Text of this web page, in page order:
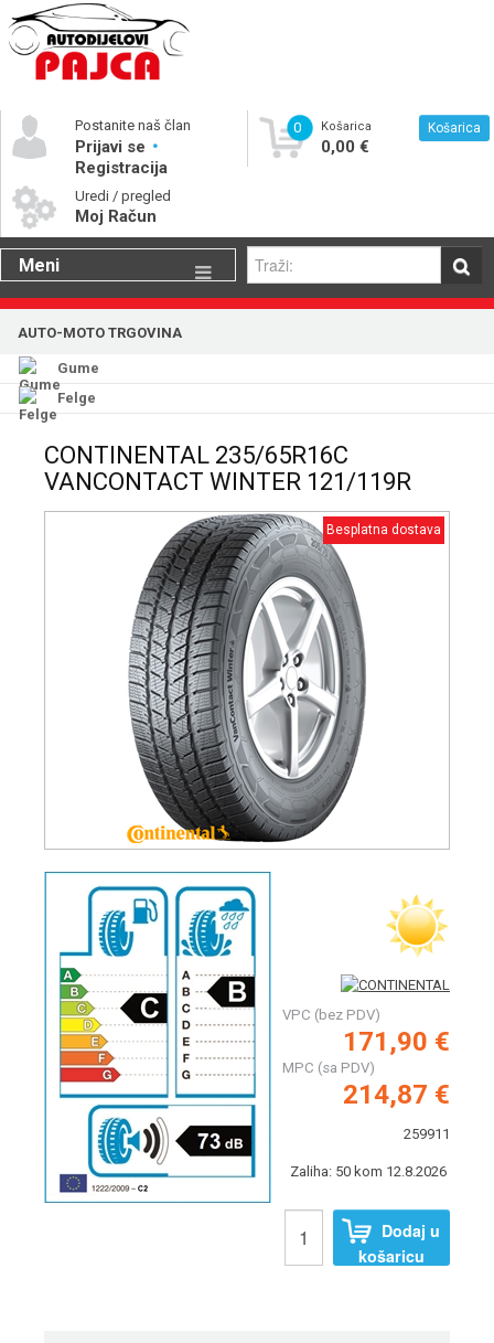
Postanite naš član
Prijavi se
Registracija
Uredi / pregled
Moj Račun
0 Košarica
0,00 €
Košarica
Meni
Gume
Katalog rezervnih dijelova
AUTO-MOTO TRGOVINA
Gume
Felge
CONTINENTAL 235/65R16C
VANCONTACT WINTER 121/119R
Besplatna dostava
VPC (bez PDV)
171,90 €
MPC (sa PDV)
214,87 €
259911
Zaliha: 50 kom 12.8.2026
Dodaj u
košaricu